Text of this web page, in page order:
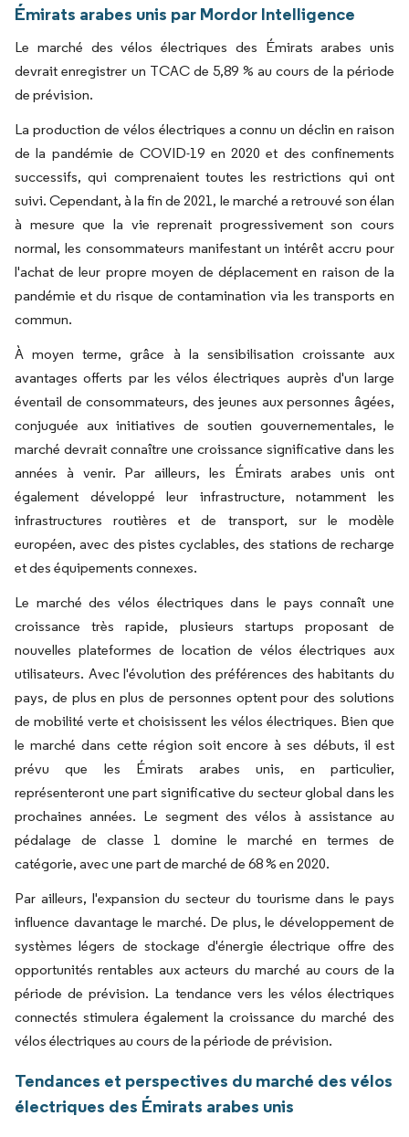
Émirats arabes unis par Mordor Intelligence
Le marché des vélos électriques des Émirats arabes unis
devrait enregistrer un TCAC de 5,89 % au cours de la période
de prévision.
La production de vélos électriques a connu un déclin en raison
de la pandémie de COVID-19 en 2020 et des confinements
successifs, qui comprenaient toutes les restrictions qui ont
suivi. Cependant, à la fin de 2021, le marché a retrouvé son élan
à mesure que la vie reprenait progressivement son cours
normal, les consommateurs manifestant un intérêt accru pour
l'achat de leur propre moyen de déplacement en raison de la
pandémie et du risque de contamination via les transports en
commun.
À moyen terme, grâce à la sensibilisation croissante aux
avantages offerts par les vélos électriques auprès d'un large
éventail de consommateurs, des jeunes aux personnes âgées,
conjuguée aux initiatives de soutien gouvernementales, le
marché devrait connaître une croissance significative dans les
années à venir. Par ailleurs, les Émirats arabes unis ont
également développé leur infrastructure, notamment les
infrastructures routières et de transport, sur le modèle
européen, avec des pistes cyclables, des stations de recharge
et des équipements connexes.
Le marché des vélos électriques dans le pays connaît une
croissance très rapide, plusieurs startups proposant de
nouvelles plateformes de location de vélos électriques aux
utilisateurs. Avec l'évolution des préférences des habitants du
pays, de plus en plus de personnes optent pour des solutions
de mobilité verte et choisissent les vélos électriques. Bien que
le marché dans cette région soit encore à ses débuts, il est
prévu que les Émirats arabes unis, en particulier,
représenteront une part significative du secteur global dans les
prochaines années. Le segment des vélos à assistance au
pédalage de classe 1 domine le marché en termes de
catégorie, avec une part de marché de 68 % en 2020.
Par ailleurs, l'expansion du secteur du tourisme dans le pays
influence davantage le marché. De plus, le développement de
systèmes légers de stockage d'énergie électrique offre des
opportunités rentables aux acteurs du marché au cours de la
période de prévision. La tendance vers les vélos électriques
connectés stimulera également la croissance du marché des
vélos électriques au cours de la période de prévision.
Tendances et perspectives du marché des vélos
électriques des Émirats arabes unis